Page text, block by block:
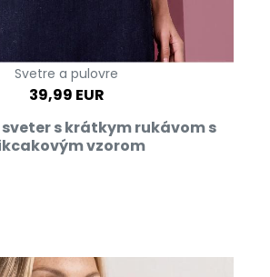
Svetre a pulovre
39,99 EUR
sveter s krátkym rukávom s
vzorom